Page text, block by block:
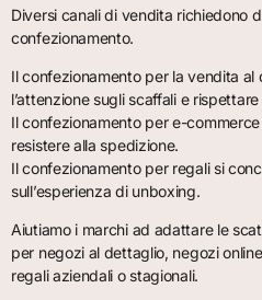
Diversi canali di vendita richiedono
confezionamento.
Il confezionamento per la vendita
l’attenzione sugli scaffali e
Il confezionamento per e-
resistere alla spedizione.
Il confezionamento per regali si
sull’esperienza di unboxing.
Aiutiamo i marchi ad adattare le
per negozi al dettaglio, negozi
regali aziendali o stagionali.